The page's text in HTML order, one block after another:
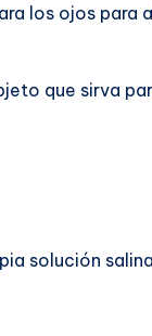
los ojos para
que sirva
solución